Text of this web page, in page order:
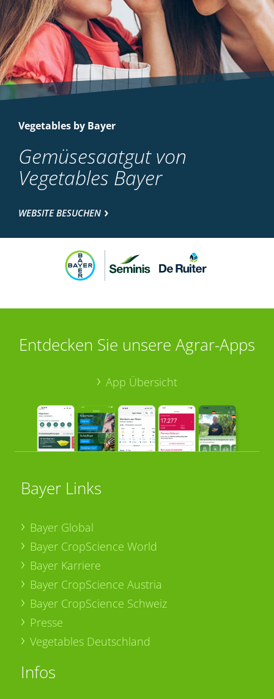
Vegetables by Bayer
Gemüsesaatgut von
Vegetables Bayer
WEBSITE BESUCHEN
Entdecken Sie unsere Agrar-Apps
App Übersicht
Bayer Links
Bayer Global
Bayer CropScience World
Bayer Karriere
Bayer CropScience Austria
Bayer CropScience Schweiz
Presse
Vegetables Deutschland
Infos